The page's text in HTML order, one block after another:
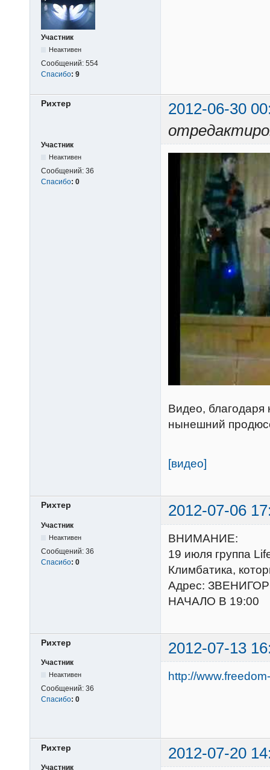
Участник
Неактивен
Сообщений: 554
Спасибо: 9
Рихтер
2012-06-30
Участник
Неактивен
Сообщений: 36
Спасибо: 0
Видео, благодаря
нынешний
[видео]
Рихтер 2012-07-06
Участник
Неактивен
Сообщений: 36
Спасибо: 0
ВНИМАНИЕ:
19 июля группа
Климбатика,
Адрес:
НАЧАЛО В 19:00
Рихтер 2012-07-13
Участник
Неактивен
Сообщений: 36
Спасибо: 0
http://
Рихтер 2012-07-20
Участник